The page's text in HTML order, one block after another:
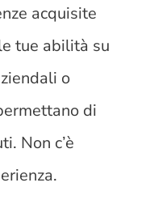
acquisite
tue abilità su
o
di
Non c’è